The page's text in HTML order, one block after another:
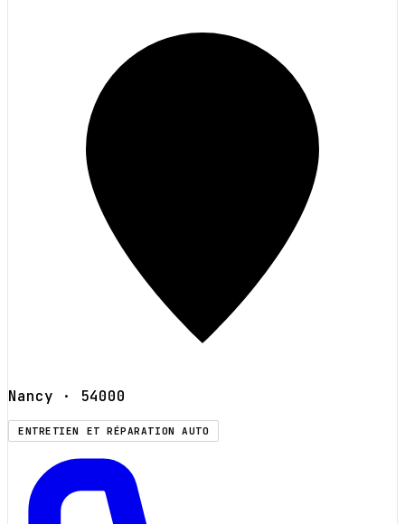
Nancy · 54000
ENTRETIEN ET RÉPARATION AUTO